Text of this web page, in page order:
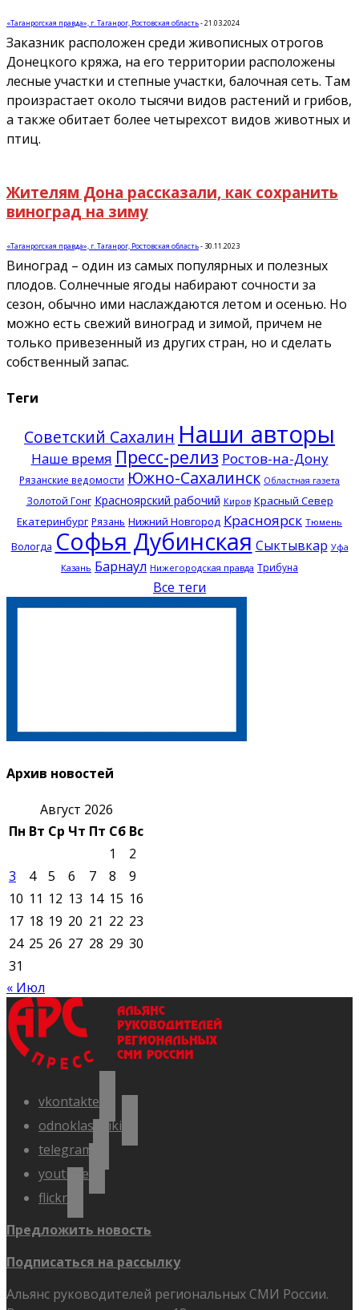
«Таганрогская правда», г. Таганрог, Ростовская область-21.03.2024
Заказник расположен среди живописных отрогов
Донецкого кряжа, на его территории расположены
лесные участки и степные участки, балочная сеть. Там
произрастает около тысячи видов растений и грибов,
а также обитает более четырехсот видов животных и
птиц.
Жителям Дона рассказали, как сохранить
виноград на зиму
«Таганрогская правда», г. Таганрог, Ростовская область- 30.11.2023
Виноград – один из самых популярных и полезных
плодов. Солнечные ягоды набирают сочности за
сезон, обычно ими наслаждаются летом и осенью. Но
можно есть свежий виноград и зимой, причем не
только привезенный из других стран, но и сделать
собственный запас.
Теги
Советский Сахалин Наши авторы
Наше время Пресс-релиз Ростов-на-Дону
Рязанские ведомости Южно-Сахалинск Областная газета
Золотой Гонг Красноярский рабочий Киров Красный Север
Екатеринбург Рязань Нижний Новгород Красноярск Тюмень
Вологда Софья Дубинская Сыктывкар Уфа
Казань Барнаул Нижегородская правда Трибуна
Все теги
Архив новостей
Август 2026
Пн Вт Ср Чт Пт Сб Вс
1
2
3
4 5 6 7 8
9
10 11 12 13 14 15 16
17 18 19 20 21 22 23
24 25 26 27 28 29 30
31
« Июл
vkontakte
odnoklassniki
telegram
youtube
flickr
Предложить новость
Подписаться на рассылку
Альянс руководителей региональных СМИ России.